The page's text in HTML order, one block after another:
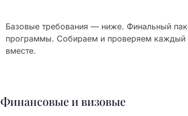
Базовые требования — ниже. Финальный
программы. Собираем и проверяем каждый
вместе.
Финансовые и визовые